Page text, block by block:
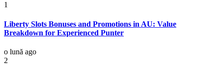
1
Liberty Slots Bonuses and Promotions in AU: Value
Breakdown for Experienced Punter
o lună ago
2